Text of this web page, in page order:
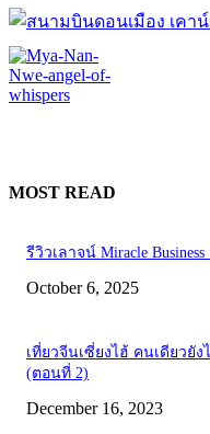
MOST READ
รีวิวเลาจน์ Miracle
October 6, 2025
เที่ยวจีนเซี่ยงไฮ้ คนเดียวยังไ
(ตอนที่ 2)
December 16, 2023